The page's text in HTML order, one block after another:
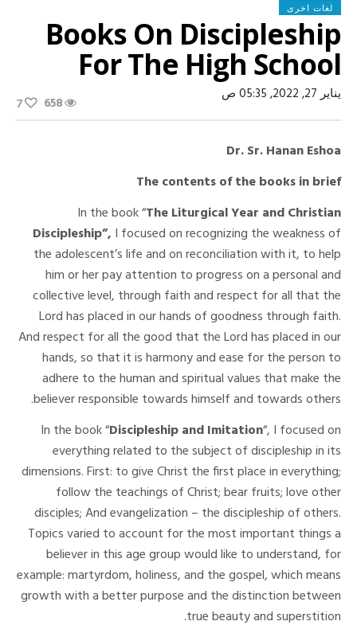
لغات اخرى
Books On Discipleship
For The High School
يناير 27, 2022, 05:35 ص 658
7
Dr. Sr. Hanan Eshoa
The contents of the books in brief
In the book “The Liturgical Year and Christian
Discipleship”, I focused on recognizing the weakness of
the adolescent’s life and on reconciliation with it, to help
him or her pay attention to progress on a personal and
collective level, through faith and respect for all that the
Lord has placed in our hands of goodness through faith.
And respect for all the good that the Lord has placed in our
hands, so that it is harmony and ease for the person to
adhere to the human and spiritual values that make the
believer responsible towards himself and towards others.
In the book “Discipleship and Imitation“, I focused on
everything related to the subject of discipleship in its
dimensions. First: to give Christ the first place in everything;
follow the teachings of Christ; bear fruits; love other
disciples; And evangelization – the discipleship of others.
Topics varied to account for the most important things a
believer in this age group would like to understand, for
example: martyrdom, holiness, and the gospel, which means
growth with a better purpose and the distinction between
true beauty and superstition.